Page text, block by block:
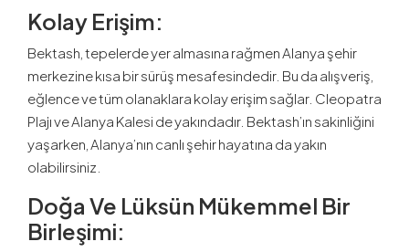
Kolay Erişim:
Bektash, tepelerde yer almasına rağmen Alanya şehir
merkezine kısa bir sürüş mesafesindedir. Bu da alışveriş,
eğlence ve tüm olanaklara kolay erişim sağlar. Cleopatra
Plajı ve Alanya Kalesi de yakındadır. Bektash’ın sakinliğini
yaşarken, Alanya’nın canlı şehir hayatına da yakın
olabilirsiniz.
Doğa Ve Lüksün Mükemmel Bir
Birleşimi: